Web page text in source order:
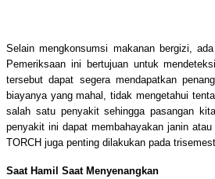
Selain mengkonsumsi makanan bergizi,
Pemeriksaan ini bertujuan untuk
tersebut dapat segera mendapatkan
biayanya yang mahal, tidak mengetahui
salah satu penyakit sehingga pasangan
penyakit ini dapat membahayakan janin
TORCH juga penting dilakukan pada
Saat Hamil Saat Menyenangkan